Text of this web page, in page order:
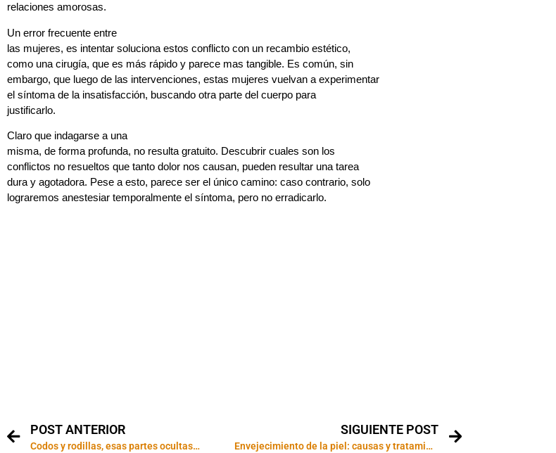
relaciones amorosas.
Un error frecuente entre
las mujeres, es intentar soluciona estos conflicto con un recambio estético,
como una cirugía, que es más rápido y parece mas tangible. Es común, sin
embargo, que luego de las intervenciones, estas mujeres vuelvan a experimentar
el síntoma de la insatisfacción, buscando otra parte del cuerpo para
justificarlo.
Claro que indagarse a una
misma, de forma profunda, no resulta gratuito. Descubrir cuales son los
conflictos no resueltos que tanto dolor nos causan, pueden resultar una tarea
dura y agotadora. Pese a esto, parece ser el único camino: caso contrario, solo
lograremos anestesiar temporalmente el síntoma, pero no erradicarlo.
POST ANTERIOR
Codos y rodillas, esas partes ocultas…
SIGUIENTE POST
Envejecimiento de la piel: causas y tratamientos anti-edad